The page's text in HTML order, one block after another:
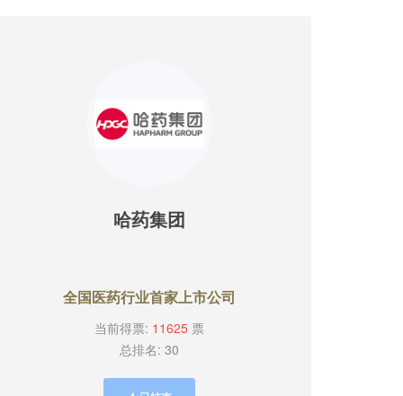
​哈药集团
全国医药行业首家上市公司
当前得票: 11625 票
总排名: 30